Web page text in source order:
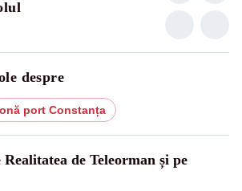
despre
port Constanța
de Teleorman și pe